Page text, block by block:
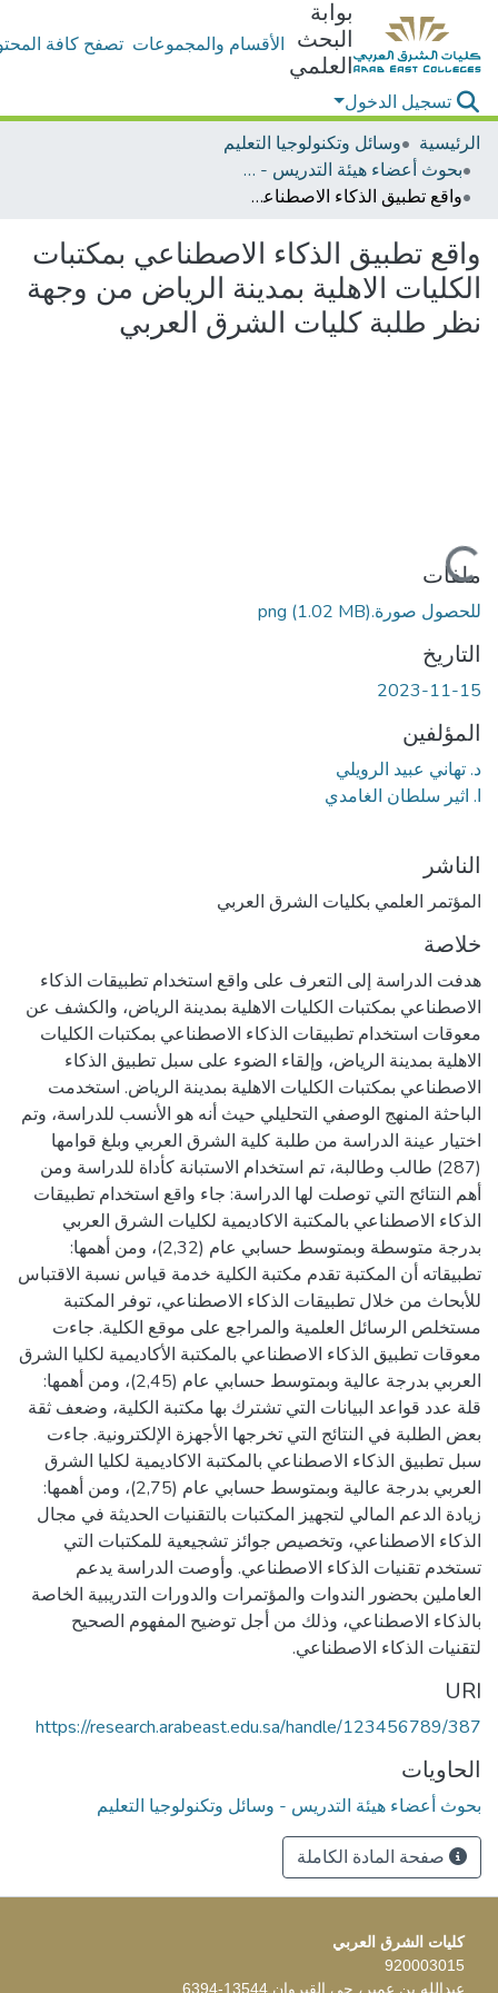
بوابة
البحث
العلمي
الأقسام والمجموعات تصفح كافة
تسجيل الدخول
الرئيسية
وسائل وتكنولوجيا التعليم
بحوث أعضاء هيئة التدريس - وسائل وتكنولوجيا التعليم
واقع تطبيق الذكاء الاصطناعي بمكتبات الكليات الاهلية بمدينة الرياض من وجهة نظر طلبة كليات الشرق العربي
واقع تطبيق الذكاء الاصطناعي بمكتبات
الكليات الاهلية بمدينة الرياض من وجهة
نظر طلبة كليات الشرق العربي
جاري التحميل...
ملفات
للحصول صورة.png(1.02 MB)
التاريخ
2023-11-15
المؤلفين
د. تهاني عبيد الرويلي
ا. اثير سلطان الغامدي
الناشر
المؤتمر العلمي بكليات الشرق العربي
خلاصة
هدفت الدراسة إلى التعرف على واقع استخدام تطبيقات الذكاء
الاصطناعي بمكتبات الكليات الاهلية بمدينة الرياض، والكشف عن
معوقات استخدام تطبيقات الذكاء الاصطناعي بمكتبات الكليات
الاهلية بمدينة الرياض، وإلقاء الضوء على سبل تطبيق الذكاء
الاصطناعي بمكتبات الكليات الاهلية بمدينة الرياض. استخدمت
الباحثة المنهج الوصفي التحليلي حيث أنه هو الأنسب للدراسة، وتم
اختيار عينة الدراسة من طلبة كلية الشرق العربي وبلغ قوامها
(287) طالب وطالبة، تم استخدام الاستبانة كأداة للدراسة ومن
أهم النتائج التي توصلت لها الدراسة: جاء واقع استخدام تطبيقات
الذكاء الاصطناعي بالمكتبة الاكاديمية لكليات الشرق العربي
بدرجة متوسطة وبمتوسط حسابي عام (2,32)، ومن أهمها:
تطبيقاته أن المكتبة تقدم مكتبة الكلية خدمة قياس نسبة الاقتباس
للأبحاث من خلال تطبيقات الذكاء الاصطناعي، توفر المكتبة
مستخلص الرسائل العلمية والمراجع على موقع الكلية. جاءت
معوقات تطبيق الذكاء الاصطناعي بالمكتبة الأكاديمية لكليا الشرق
العربي بدرجة عالية وبمتوسط حسابي عام (2,45)، ومن أهمها:
قلة عدد قواعد البيانات التي تشترك بها مكتبة الكلية، وضعف ثقة
بعض الطلبة في النتائج التي تخرجها الأجهزة الإلكترونية. جاءت
سبل تطبيق الذكاء الاصطناعي بالمكتبة الاكاديمية لكليا الشرق
العربي بدرجة عالية وبمتوسط حسابي عام (2,75)، ومن أهمها:
زيادة الدعم المالي لتجهيز المكتبات بالتقنيات الحديثة في مجال
الذكاء الاصطناعي، وتخصيص جوائز تشجيعية للمكتبات التي
تستخدم تقنيات الذكاء الاصطناعي. وأوصت الدراسة يدعم
العاملين بحضور الندوات والمؤتمرات والدورات التدريبية الخاصة
بالذكاء الاصطناعي، وذلك من أجل توضيح المفهوم الصحيح
لتقنيات الذكاء الاصطناعي.
URI
https://research.arabeast.edu.sa/handle/123456789/387
الحاويات
بحوث أعضاء هيئة التدريس - وسائل وتكنولوجيا التعليم
صفحة المادة الكاملة
كليات الشرق العربي
920003015
عبدالله بن عمير، حي القيروان 13544-6394